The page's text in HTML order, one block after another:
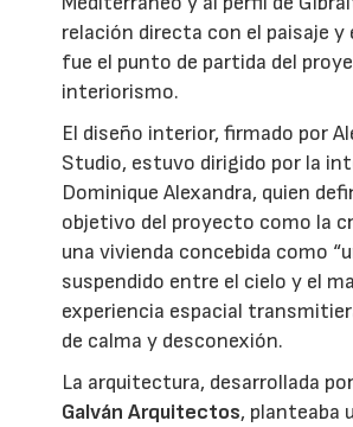
relación directa con el paisaje
fue el punto de partida del
interiorismo.
El diseño interior, firmado por
Studio, estuvo dirigido por la
Dominique Alexandra, quien
objetivo del proyecto como la
una vivienda concebida como
suspendido entre el cielo y el
experiencia espacial
de calma y desconexión.
La arquitectura, desarrollada por
Galván Arquitectos, planteaba